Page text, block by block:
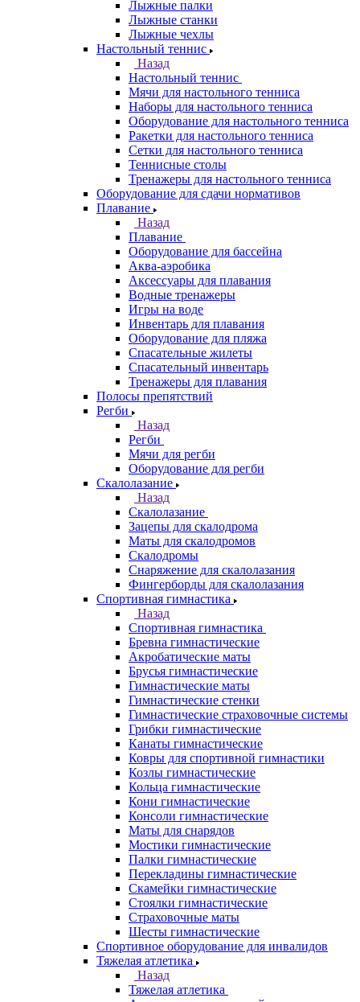
Лыжные палки
Лыжные станки
Лыжные чехлы
Настольный теннис
Назад
Настольный теннис
Мячи для настольного тенниса
Наборы для настольного тенниса
Оборудование для настольного тенниса
Ракетки для настольного тенниса
Сетки для настольного тенниса
Теннисные столы
Тренажеры для настольного тенниса
Оборудование для сдачи нормативов
Плавание
Назад
Плавание
Оборудование для бассейна
Аква-аэробика
Аксессуары для плавания
Водные тренажеры
Игры на воде
Инвентарь для плавания
Оборудование для пляжа
Спасательные жилеты
Спасательный инвентарь
Тренажеры для плавания
Полосы препятствий
Регби
Назад
Регби
Мячи для регби
Оборудование для регби
Скалолазание
Назад
Скалолазание
Зацепы для скалодрома
Маты для скалодромов
Скалодромы
Снаряжение для скалолазания
Фингерборды для скалолазания
Спортивная гимнастика
Назад
Спортивная гимнастика
Бревна гимнастические
Акробатические маты
Брусья гимнастические
Гимнастические маты
Гимнастические стенки
Гимнастические страховочные системы
Грибки гимнастические
Канаты гимнастические
Ковры для спортивной гимнастики
Козлы гимнастические
Кольца гимнастические
Кони гимнастические
Консоли гимнастические
Маты для снарядов
Мостики гимнастические
Палки гимнастические
Перекладины гимнастические
Скамейки гимнастические
Стоялки гимнастические
Страховочные маты
Шесты гимнастические
Спортивное оборудование для инвалидов
Тяжелая атлетика
Назад
Тяжелая атлетика